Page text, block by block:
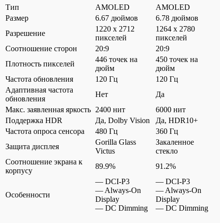
Тип AMOLED
AMOLED
Размер
6.67 дюймов
6.78 дюймов
Разрешение
1220 x 2712
пикселей
1264 x 2780
пикселей
Соотношение сторон
20:9
20:9
Плотность пикселей
446 точек на
дюйм
450 точек на
дюйм
Частота обновления
120 Гц
120 Гц
Адаптивная частота
обновления
Нет
Да
Макс. заявленная яркость 2400 нит
6000 нит
Поддержка HDR
Да, Dolby Vision
Да, HDR10+
Частота опроса сенсора
480 Гц
360 Гц
Защита дисплея
Gorilla Glass
Victus
Закаленное
стекло
Соотношение экрана к
корпусу
89.9% 91.2%
Особенности
— DCI-P3
— Always-On
Display
— DC Dimming
— DCI-P3
— Always-On
Display
— DC Dimming